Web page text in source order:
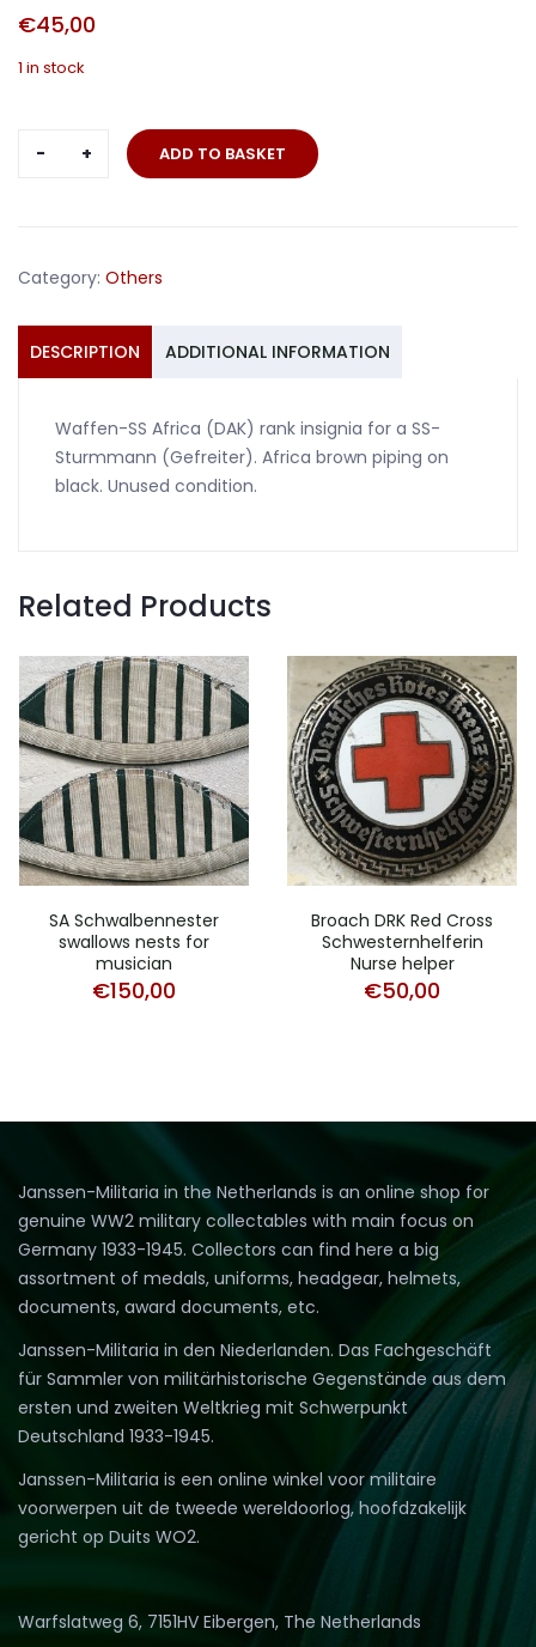
€45,00
1 in stock
Waffen-
insignia
ADD TO BASKET
Category: Others
DESCRIPTION ADDITIONAL INFORMATION
Waffen-SS Africa (DAK) rank insignia for a SS-
Sturmmann (Gefreiter). Africa brown piping on
black. Unused condition.
Related Products
SA Schwalbennester
swallows nests for
musician
€150,00
Broach DRK Red Cross
Schwesternhelferin
Nurse helper
€50,00
Janssen-Militaria in the Netherlands is an online shop for
genuine WW2 military collectables with main focus on
Germany 1933-1945. Collectors can find here a big
assortment of medals, uniforms, headgear, helmets,
documents, award documents, etc.
Janssen-Militaria in den Niederlanden. Das Fachgeschäft
für Sammler von militärhistorische Gegenstände aus dem
ersten und zweiten Weltkrieg mit Schwerpunkt
Deutschland 1933-1945.
Janssen-Militaria is een online winkel voor militaire
voorwerpen uit de tweede wereldoorlog, hoofdzakelijk
gericht op Duits WO2.
Warfslatweg 6, 7151HV Eibergen, The Netherlands